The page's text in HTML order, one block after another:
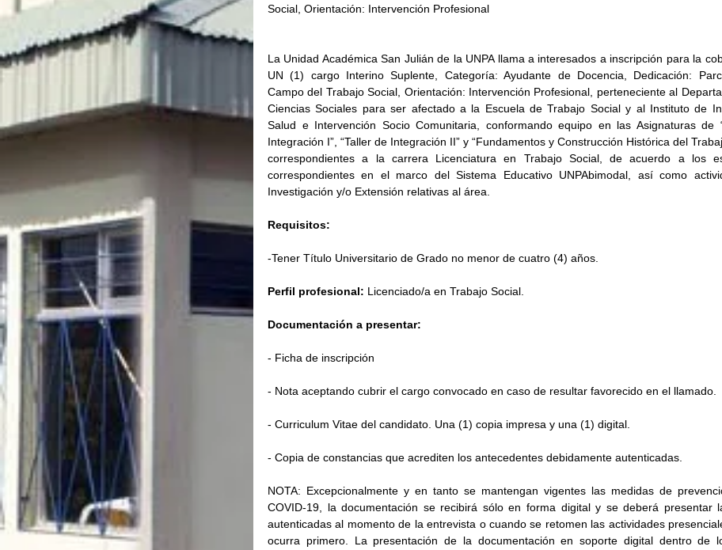
Social, Orientación: Intervención Profesional
La Unidad Académica San Julián de la UNPA llama a interesados a inscripción para la
UN (1) cargo Interino Suplente, Categoría: Ayudante de Docencia, Dedicación:
Campo del Trabajo Social, Orientación: Intervención Profesional, perteneciente al
Ciencias Sociales para ser afectado a la Escuela de Trabajo Social y al Instituto de
Salud e Intervención Socio Comunitaria, conformando equipo en las Asignaturas de
Integración I”, “Taller de Integración II” y “Fundamentos y Construcción Histórica del
correspondientes a la carrera Licenciatura en Trabajo Social, de acuerdo a los
correspondientes en el marco del Sistema Educativo UNPAbimodal, así como
Investigación y/o Extensión relativas al área.
Requisitos:
-Tener Título Universitario de Grado no menor de cuatro (4) años.
Perfil profesional: Licenciado/a en Trabajo Social.
Documentación a presentar:
- Ficha de inscripción
- Nota aceptando cubrir el cargo convocado en caso de resultar favorecido en el llamado.
- Curriculum Vitae del candidato. Una (1) copia impresa y una (1) digital.
- Copia de constancias que acrediten los antecedentes debidamente autenticadas.
NOTA: Excepcionalmente y en tanto se mantengan vigentes las medidas de
COVID-19, la documentación se recibirá sólo en forma digital y se deberá presentar
autenticadas al momento de la entrevista o cuando se retomen las actividades
ocurra primero. La presentación de la documentación en soporte digital dentro de